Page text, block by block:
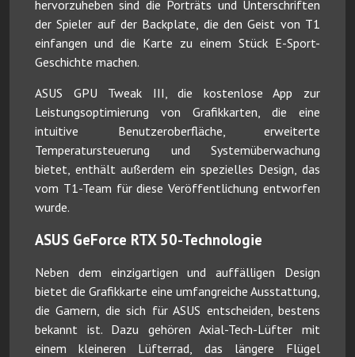
hervorzuheben sind die Porträts und Unterschriften
der Spieler auf der Backplate, die den Geist von T1
einfangen und die Karte zu einem Stück E-Sport-
Geschichte machen.
ASUS GPU Tweak III, die kostenlose App zur
Leistungsoptimierung von Grafikkarten, die eine
intuitive Benutzeroberfläche, erweiterte
Temperatursteuerung und Systemüberwachung
bietet, enthält außerdem ein spezielles Design, das
vom T1-Team für diese Veröffentlichung entworfen
wurde.
ASUS GeForce RTX 50-Technologie
Neben dem einzigartigen und auffälligen Design
bietet die Grafikkarte eine umfangreiche Ausstattung,
die Gamern, die sich für ASUS entscheiden, bestens
bekannt ist. Dazu gehören Axial-Tech-Lüfter mit
einem kleineren Lüfterrad, das längere Flügel